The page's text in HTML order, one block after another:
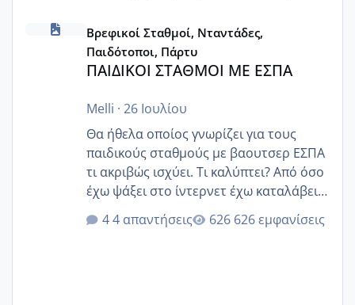
ΠΑΙΔΙΚΟΙ ΣΤΑΘΜΟΙ ΜΕ ΕΣΠΑ
Βρεφικοί Σταθμοί, Νταντάδες,
Παιδότοποι, Πάρτυ
ΠΑΙΔΙΚΟΙ ΣΤΑΘΜΟΙ ΜΕ ΕΣΠΑ
Melli · 26 Ιουλίου
Θα ήθελα οποίος γνωρίζει για τους
παιδικούς σταθμούς με βαουτσερ ΕΣΠΑ
τι ακριβώς ισχύει. Τι καλύπτει? Από όσο
έχω ψάξει στο ίντερνετ έχω καταλάβει
ότι το βαουτσερ καλύπτει όλα τα
δίδακτρα και τα τροφεια του ιδιωτικού
4 απαντήσεις 626 εμφανίσεις